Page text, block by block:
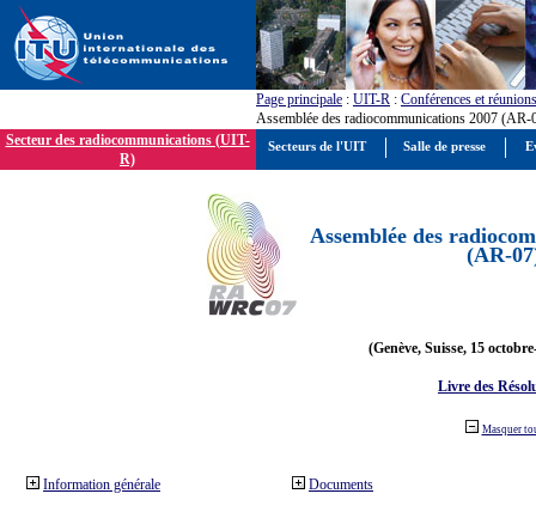
Page principale : UIT-R : Conférences et réunions
Assemblée des radiocommunications 2007 (AR-
Secteur des radiocommunications (UIT-
R)
Assemblée des
(AR-
(Genève, Suisse, 15
Livre des
Masquer
Information générale Documents
Secteurs de l'UIT Salle de presse